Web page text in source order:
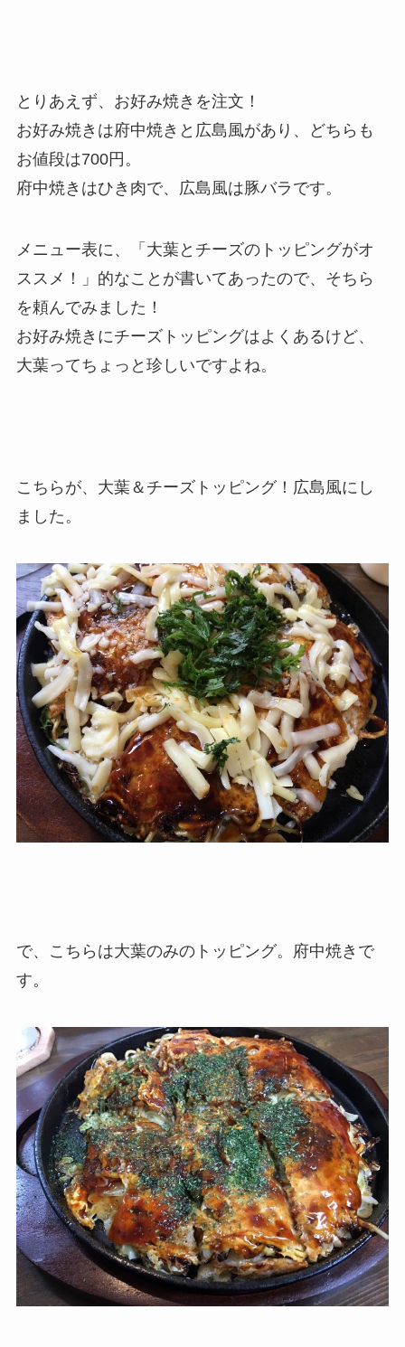
とりあえず、お好み焼きを注文！
お好み焼きは府中焼きと広島風があり、どちらも
お値段は700円。
府中焼きはひき肉で、広島風は豚バラです。
メニュー表に、「大葉とチーズのトッピングがオ
ススメ！」的なことが書いてあったので、そちら
を頼んでみました！
お好み焼きにチーズトッピングはよくあるけど、
大葉ってちょっと珍しいですよね。
こちらが、大葉＆チーズトッピング！広島風にし
ました。
で、こちらは大葉のみのトッピング。府中焼きで
す。